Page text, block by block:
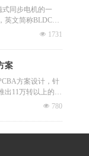
速，加快了发丝
水分快速蒸发，
就可以降低风温，
，是真正意义上的
会毛糙无光泽。
式同步电机的一
英文简称BLDC。
电机不使用机械的
硼作为转子的永磁
电机有很大优
。如果只给电机
能产生不变的磁
时检测电机转子的
넶 1731
案
方案设计，针
出11万转以上的高
速吹风筒的所有应
넶 780